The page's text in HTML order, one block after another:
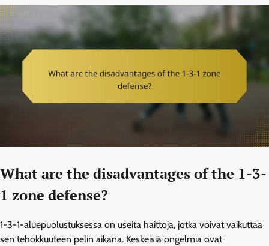
What are the disadvantages of the 1-3-
1 zone defense?
1-3-1-aluepuolustuksessa on useita haittoja, jotka voivat vaikuttaa
sen tehokkuuteen pelin aikana. Keskeisiä ongelmia ovat